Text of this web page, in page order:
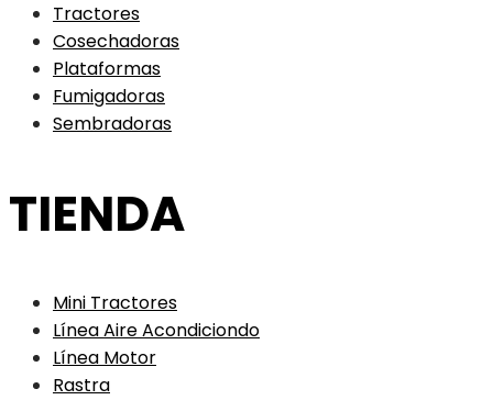
Tractores
Cosechadoras
Plataformas
Fumigadoras
Sembradoras
TIENDA
Mini Tractores
Línea Aire Acondiciondo
Línea Motor
Rastra